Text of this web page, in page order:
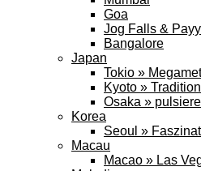
Goa
Jog Falls &
Bangalore
Japan
Tokio »
Kyoto »
Osaka »
Korea
Seoul »
Macau
Macao » Las